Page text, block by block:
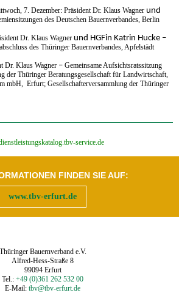
7. Dezember: Präsident Dr. Klaus Wagner und
des Deutschen Bauernverbandes, Berlin
Dr. Klaus Wagner und HGFin Katrin Hucke –
des Thüringer Bauernverbandes, Apfelstädt
Dr. Klaus Wagner – Gemeinsame Aufsichtsratssitzung
der Thüringer Beratungsgesellschaft für Landwirtschaft,
mbH, Erfurt; Gesellschafterversammlung der Thüringer
service.de
FINDEN SIE AUF:
www.tbv-erfurt.de
Thüringer Bauernverband e.V.
Alfred-Hess-Straße 8
99094 Erfurt
Tel.: +49 (0)361 262 532 00
E-Mail: tbv@tbv-erfurt.de